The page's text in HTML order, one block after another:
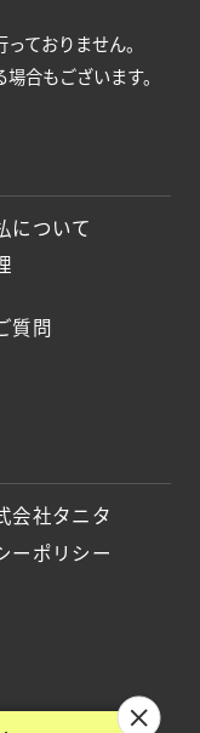
ておりません。
合もございます。
について
質問
会社タニタ
ーポリシー